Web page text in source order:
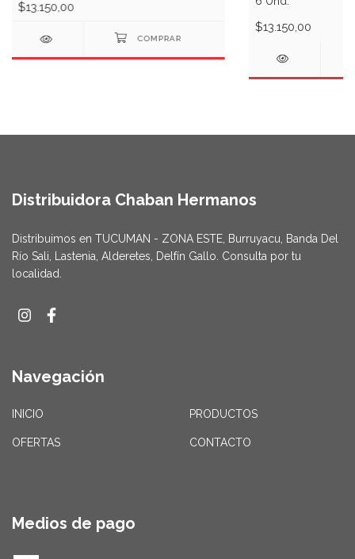
$13.150,00
$13.150,00
Distribuidora Chaban Hermanos
Distribuimos en TUCUMAN - ZONA ESTE, Burruyacu, Banda Del
Río Sali, Lastenia, Alderetes, Delfín Gallo. Consulta por tu
localidad.
Navegación
INICIO PRODUCTOS
OFERTAS CONTACTO
Medios de pago